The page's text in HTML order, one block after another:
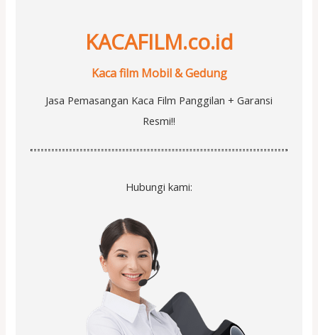
KACAFILM.co.id
Kaca film Mobil & Gedung
Jasa Pemasangan Kaca Film Panggilan + Garansi
Resmi!!
Hubungi kami: